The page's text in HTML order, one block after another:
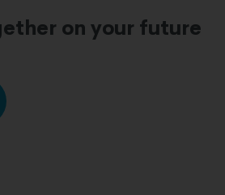
on your future